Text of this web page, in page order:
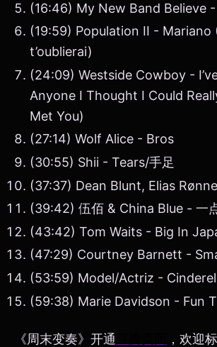
(16:46) My New Band Believe
(19:59) Population II - Mariano
t’oublierai)
(24:09) Westside Cowboy -
Anyone I Thought I Could
Met You)
(27:14) Wolf Alice - Bros
(30:55) Shii - Tears/手足
(37:37) Dean Blunt, Elias
(39:42) 伍佰 & China Blue - 一
(43:42) Tom Waits - Big In
(47:29) Courtney Barnett -
(53:59) Model/Actriz -
(59:38) Marie Davidson - Fun
《周末变奏》开通 ，欢迎